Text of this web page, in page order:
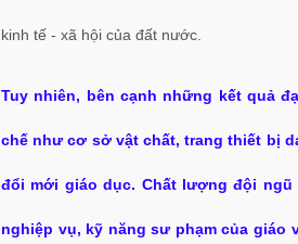
kinh tế - xã hội của đất nước.
Tuy nhiên, bên cạnh những kết quả
chế như cơ sở vật chất, trang thiết bị
đổi mới giáo dục. Chất lượng đội
nghiệp vụ, kỹ năng sư phạm của giáo